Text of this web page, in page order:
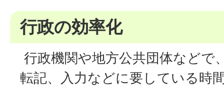
行政の効率化
行政機関や地方公共団体などで
転記、入力などに要している時